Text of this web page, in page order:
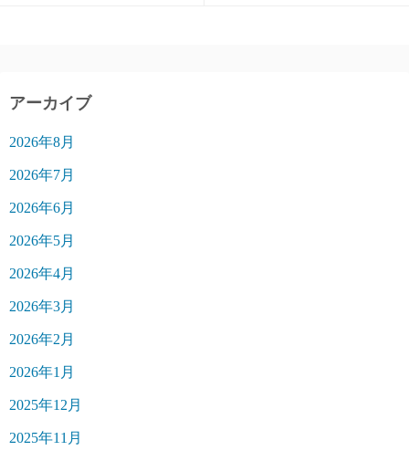
アーカイブ
2026年8月
2026年7月
2026年6月
2026年5月
2026年4月
2026年3月
2026年2月
2026年1月
2025年12月
2025年11月